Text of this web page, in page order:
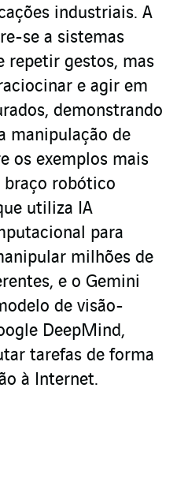
industriais. A
se a sistemas
repetir gestos, mas
e agir em
demonstrando
manipulação de
os exemplos mais
robótico
utiliza IA
para
milhões de
e o Gemini
de visão-
DeepMind,
tarefas de forma
à Internet.